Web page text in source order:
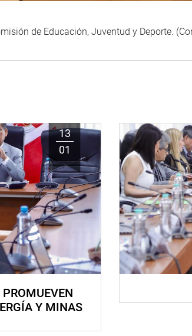
de Educación, Juventud y Deporte.
13
01
Y MINAS